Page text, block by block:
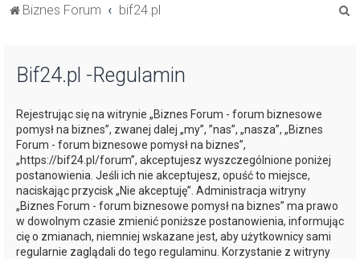
Biznes Forum bif24.pl
Bif24.pl -Regulamin
Rejestrując się na witrynie „Biznes Forum - forum biznesowe
pomysł na biznes”, zwanej dalej „my”, ”nas”, „nasza”, „Biznes
Forum - forum biznesowe pomysł na biznes”,
„https://bif24.pl/forum”, akceptujesz wyszczególnione poniżej
postanowienia. Jeśli ich nie akceptujesz, opuść to miejsce,
naciskając przycisk „Nie akceptuję”. Administracja witryny
„Biznes Forum - forum biznesowe pomysł na biznes” ma prawo
w dowolnym czasie zmienić poniższe postanowienia, informując
cię o zmianach, niemniej wskazane jest, aby użytkownicy sami
regularnie zaglądali do tego regulaminu. Korzystanie z witryny